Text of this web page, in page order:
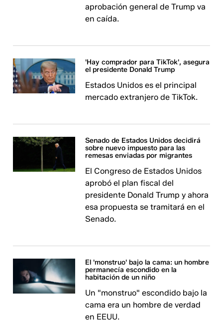
aprobación general de Trump va
en caída.
'Hay comprador para TikTok', asegura
el presidente Donald Trump
Estados Unidos es el principal
mercado extranjero de TikTok.
Senado de Estados Unidos decidirá
sobre nuevo impuesto para las
remesas enviadas por migrantes
El Congreso de Estados Unidos
aprobó el plan fiscal del
presidente Donald Trump y ahora
esa propuesta se tramitará en el
Senado.
El 'monstruo' bajo la cama: un hombre
permanecía escondido en la
habitación de un niño
Un "monstruo" escondido bajo la
cama era un hombre de verdad
en EEUU.